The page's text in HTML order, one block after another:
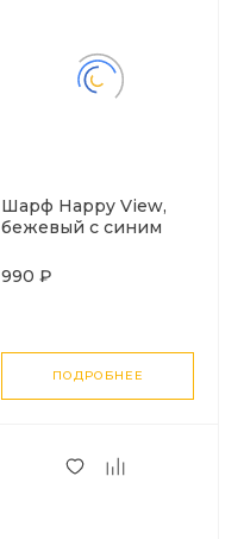
Шарф Happy View,
бежевый с синим
990 ₽
ПОДРОБНЕЕ